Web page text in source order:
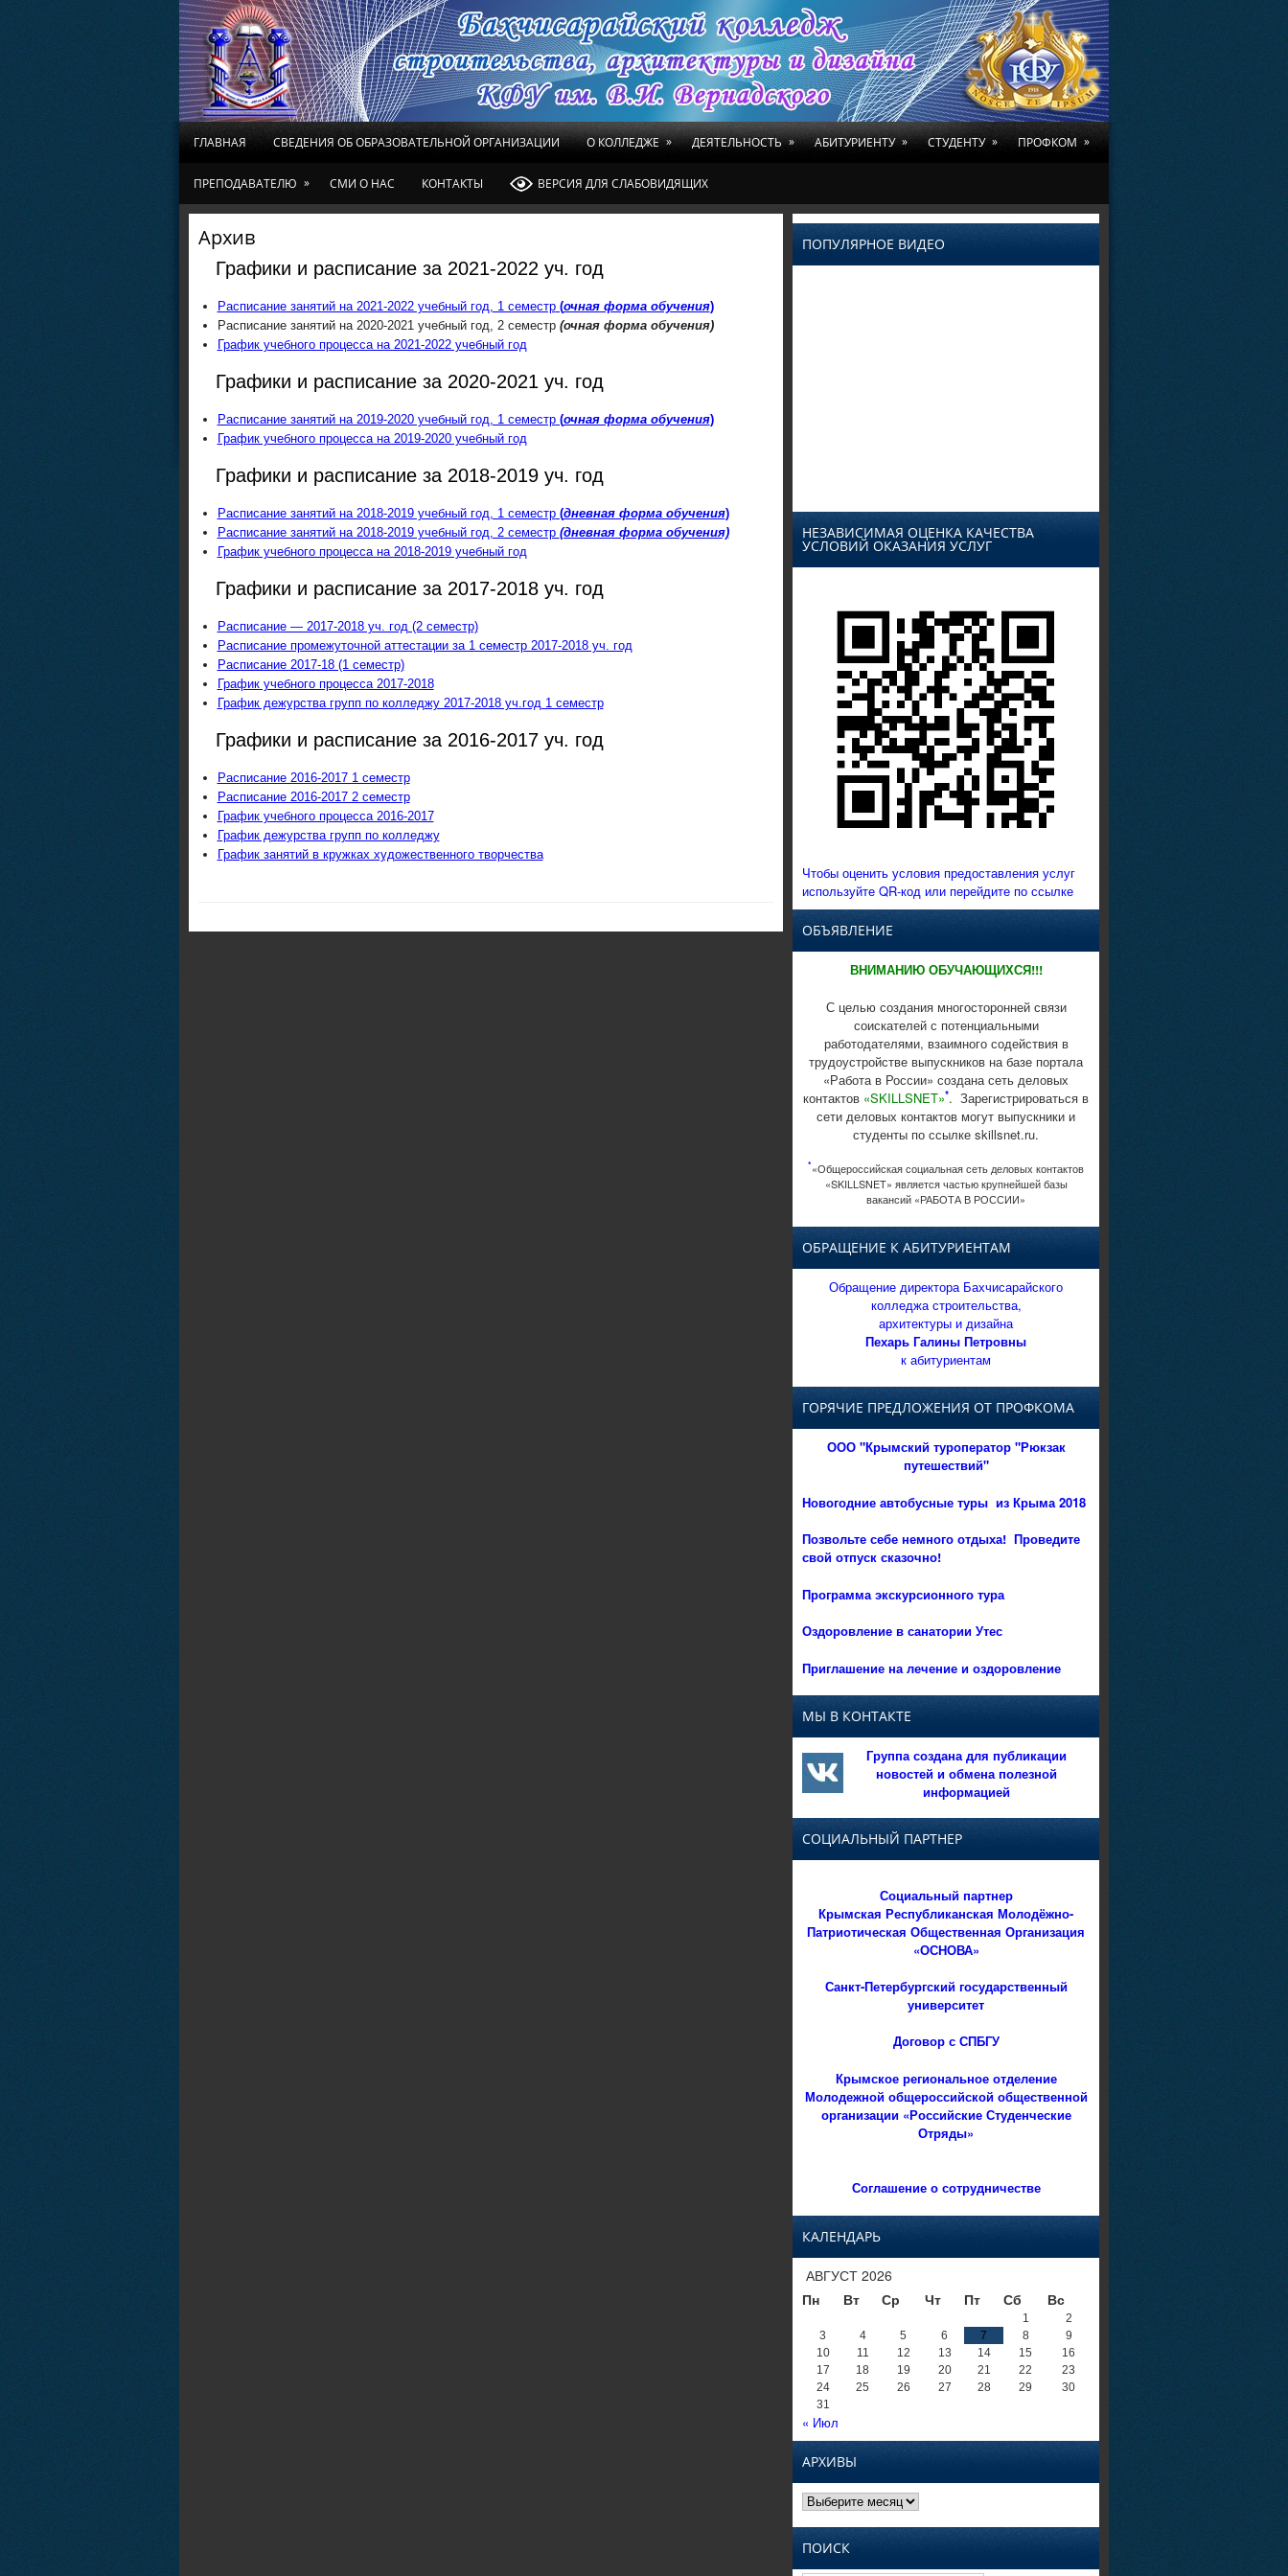
ГЛАВНАЯ СВЕДЕНИЯ ОБ ОБРАЗОВАТЕЛЬНОЙ ОРГАНИЗАЦИИ О КОЛЛЕДЖЕ » ДЕЯТЕЛЬНОСТЬ » АБИТУРИЕНТУ » СТУДЕНТУ » ПРОФКОМ »
ПРЕПОДАВАТЕЛЮ » СМИ О НАС КОНТАКТЫ ВЕРСИЯ ДЛЯ СЛАБОВИДЯЩИХ
Архив
Графики и расписание за 2021-2022 уч. год
Расписание занятий на 2021-2022 учебный год, 1 семестр(очная форма обучения)
Расписание занятий на 2020-2021 учебный год, 2 семестр (очная форма обучения)
График учебного процесса на 2021-2022 учебный год
Графики и расписание за 2020-2021 уч. год
Расписание занятий на 2019-2020 учебный год, 1 семестр(очная форма обучения)
График учебного процесса на 2019-2020 учебный год
Графики и расписание за 2018-2019 уч. год
Расписание занятий на 2018-2019 учебный год, 1 семестр(дневная форма обучения)
Расписание занятий на 2018-2019 учебный год, 2 семестр (дневная форма обучения)
График учебного процесса на 2018-2019 учебный год
Графики и расписание за 2017-2018 уч. год
Расписание — 2017-2018 уч. год (2 семестр)
Расписание промежуточной аттестации за 1 семестр 2017-2018 уч. год
Расписание 2017-18 (1 семестр)
График учебного процесса 2017-2018
График дежурства групп по колледжу 2017-2018 уч.год 1 семестр
Графики и расписание за 2016-2017 уч. год
Расписание 2016-2017 1 семестр
Расписание 2016-2017 2 семестр
График учебного процесса 2016-2017
График дежурства групп по колледжу
График занятий в кружках художественного творчества
ПОПУЛЯРНОЕ ВИДЕО
НЕЗАВИСИМАЯ ОЦЕНКА КАЧЕСТВА
УСЛОВИЙ ОКАЗАНИЯ УСЛУГ
Чтобы оценить условия предоставления услуг
используйте QR-код или перейдите по ссылке
ОБЪЯВЛЕНИЕ
ВНИМАНИЮ ОБУЧАЮЩИХСЯ!!!
С целью создания многосторонней связи
соискателей с потенциальными
работодателями, взаимного содействия в
трудоустройстве выпускников на базе портала
«Работа в России» создана сеть деловых
контактов «SKILLSNET»*. Зарегистрироваться в
сети деловых контактов могут выпускники и
студенты по ссылке skillsnet.ru.
*«Общероссийская социальная сеть деловых контактов
«SKILLSNET» является частью крупнейшей базы
вакансий «РАБОТА В РОССИИ»
ОБРАЩЕНИЕ К АБИТУРИЕНТАМ
Обращение директора Бахчисарайского
колледжа строительства,
архитектуры и дизайна
Пехарь Галины Петровны
к абитуриентам
ГОРЯЧИЕ ПРЕДЛОЖЕНИЯ ОТ ПРОФКОМА
ООО "Крымский туроператор "Рюкзак
путешествий"
Новогодние автобусные туры из Крыма 2018
Позвольте себе немного отдыха! Проведите
свой отпуск сказочно!
Программа экскурсионного тура
Оздоровление в санатории Утес
Приглашение на лечение и оздоровление
МЫ В КОНТАКТЕ
Группа создана для публикации
новостей и обмена полезной
информацией
СОЦИАЛЬНЫЙ ПАРТНЕР
Социальный партнер
Крымская Республиканская Молодёжно-
Патриотическая Общественная Организация
«ОСНОВА»
Санкт-Петербургский государственный
университет
Договор с СПБГУ
Крымское региональное отделение
Молодежной общероссийской общественной
организации «Российские Студенческие
Отряды»
Соглашение о сотрудничестве
КАЛЕНДАРЬ
АВГУСТ 2026
Пн
Вт Ср Чт Пт Сб Вс
1
2
3
4 5 6 7 8
9
10
11 12 13 14 15
16
17
18 19 20 21 22
23
24
25 26 27 28 29
30
31
« Июл
АРХИВЫ
Архивы
ПОИСК